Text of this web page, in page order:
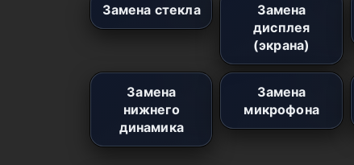
Замена стекла
Замена
дисплея
(экрана)
Замена
нижнего
динамика
Замена
микрофона